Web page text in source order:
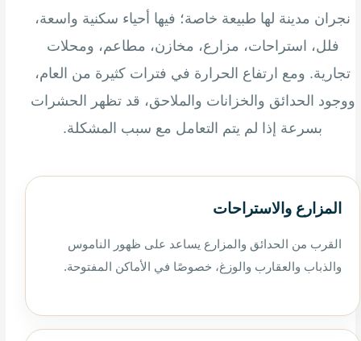
نجران مدينة لها طبيعة خاصة؛ فيها أحياء سكنية واسعة،
فلل، استراحات، مزارع، مخازن، مطاعم، ومحلات
تجارية. ومع ارتفاع الحرارة في فترات كثيرة من العام،
ووجود الحدائق والخزانات والملاحق، قد تظهر الحشرات
بسرعة إذا لم يتم التعامل مع سبب المشكلة.
المزارع والاستراحات
القرب من الحدائق والمزارع يساعد على ظهور الناموس
والذباب والعقارب والوزغ، خصوصًا في الأماكن المفتوحة.